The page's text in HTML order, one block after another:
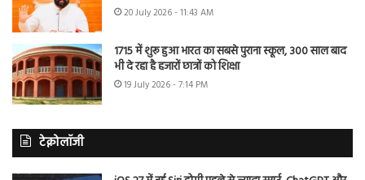
20 July 2026 - 11:43 AM
1715 में शुरू हुआ भारत का सबसे पुराना स्कूल, 300 साल बाद
भी दे रहा है हजारों छात्रों को शिक्षा
19 July 2026 - 7:14 PM
टेक्नोलॉजी